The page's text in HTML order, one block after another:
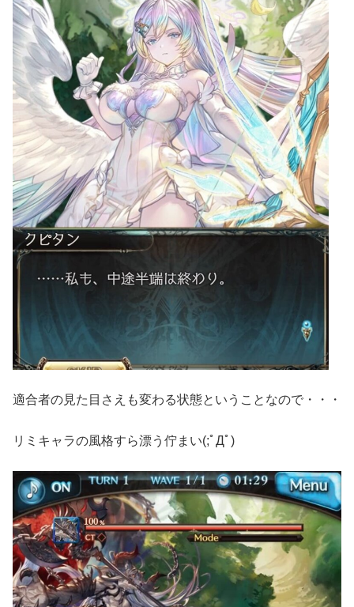
適合者の見た目さえも変わる状態ということなので・・・
リミキャラの風格すら漂う佇まい(;ﾟДﾟ)